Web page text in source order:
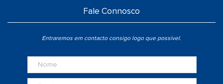
Fale Connosco
Entraremos em contacto consigo logo que possível.